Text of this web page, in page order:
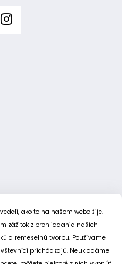
ako to na našom webe žije.
zážitok z prehliadania našich
a remeselnú tvorbu. Používame
prichádzajú. Neukladáme